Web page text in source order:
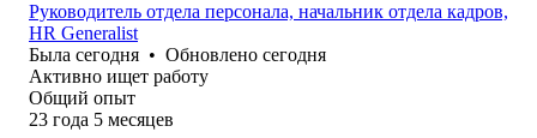
Руководитель отдела персонала, начальник отдела кадров,
HR Generalist
Была сегодня • Обновлено сегодня
Активно ищет работу
Общий опыт
23 года 5 месяцев